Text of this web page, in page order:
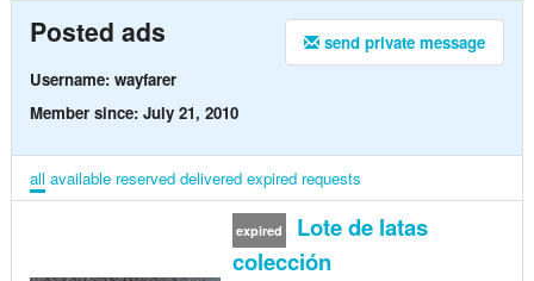
send private message
Posted ads
Username: wayfarer
Member since: July 21, 2010
all available reserved delivered expired requests
expired
Lote de latas
colección